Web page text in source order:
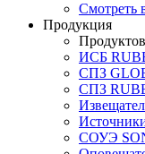
Продукция
ИСБ
СПЗ
СПЗ
СОУЭ